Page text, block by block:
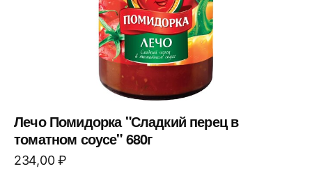
Лечо Помидорка "Сладкий перец в
томатном соусе" 680г
234,00₽